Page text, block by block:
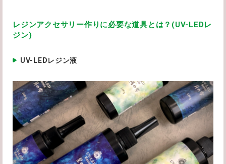
レジンアクセサリー作りに必要な道具とは？(UV-LEDレ
ジン)
UV-LEDレジン液